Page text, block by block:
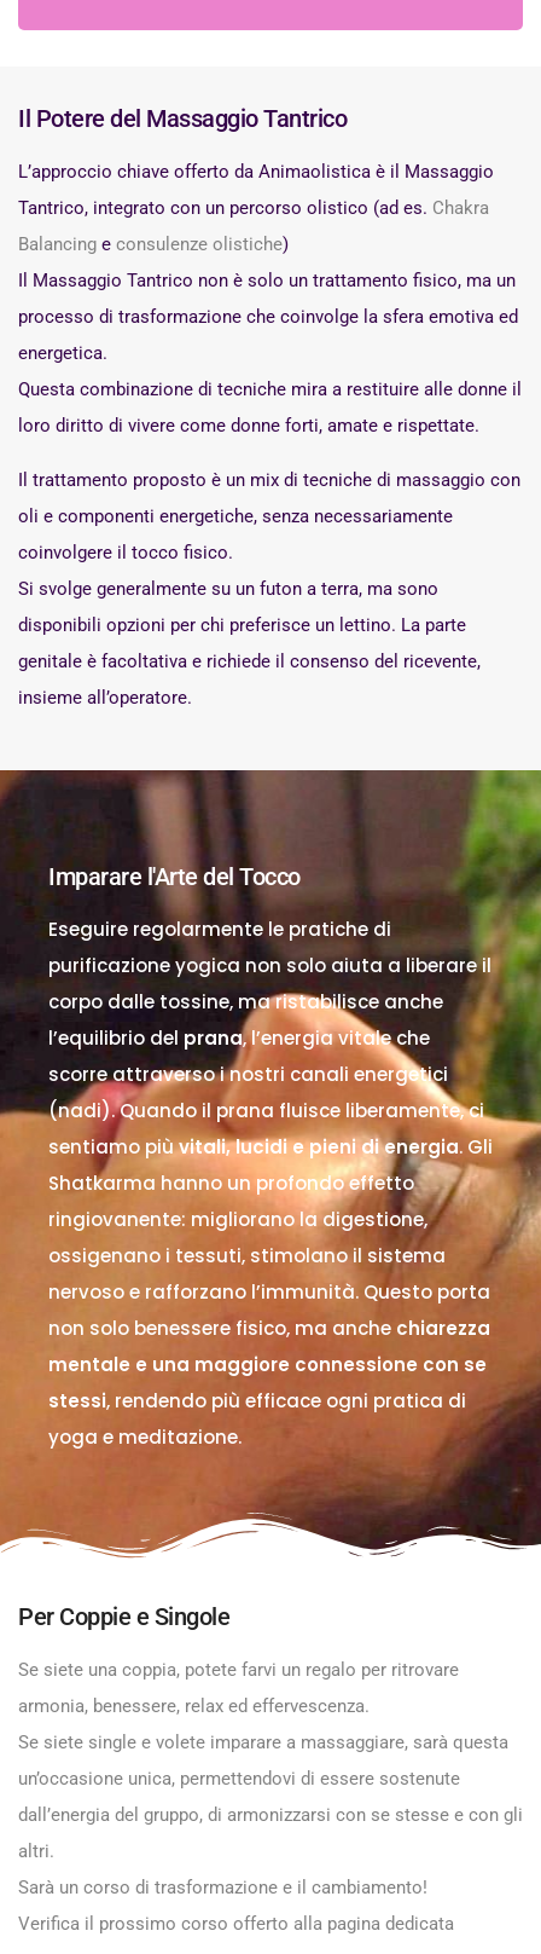
Il Potere del Massaggio Tantrico
L’approccio chiave offerto da Animaolistica è il Massaggio
Tantrico, integrato con un percorso olistico (ad es. Chakra
Balancing e consulenze olistiche)
Il Massaggio Tantrico non è solo un trattamento fisico, ma un
processo di trasformazione che coinvolge la sfera emotiva ed
energetica.
Questa combinazione di tecniche mira a restituire alle donne il
loro diritto di vivere come donne forti, amate e rispettate.
Il trattamento proposto è un mix di tecniche di massaggio con
oli e componenti energetiche, senza necessariamente
coinvolgere il tocco fisico.
Si svolge generalmente su un futon a terra, ma sono
disponibili opzioni per chi preferisce un lettino. La parte
genitale è facoltativa e richiede il consenso del ricevente,
insieme all’operatore.
Imparare l'Arte del Tocco
Eseguire regolarmente le pratiche di
purificazione yogica non solo aiuta a liberare il
corpo dalle tossine, ma ristabilisce anche
l’equilibrio del prana, l’energia vitale che
scorre attraverso i nostri canali energetici
(nadi). Quando il prana fluisce liberamente, ci
sentiamo piùvitali, lucidi e pieni di energia. Gli
Shatkarma hanno un profondo effetto
ringiovanente: migliorano la digestione,
ossigenano i tessuti, stimolano il sistema
nervoso e rafforzano l’immunità. Questo porta
non solo benessere fisico, ma anche chiarezza
mentale e una maggiore connessione con se
stessi, rendendo più efficace ogni pratica di
yoga e meditazione.
Per Coppie e Singole
Se siete una coppia, potete farvi un regalo per ritrovare
armonia, benessere, relax ed effervescenza.
Se siete single e volete imparare a massaggiare, sarà questa
un’occasione unica, permettendovi di essere sostenute
dall’energia del gruppo, di armonizzarsi con se stesse e con gli
altri.
Sarà un corso di trasformazione e il cambiamento!
Verifica il prossimo corso offerto alla pagina dedicata